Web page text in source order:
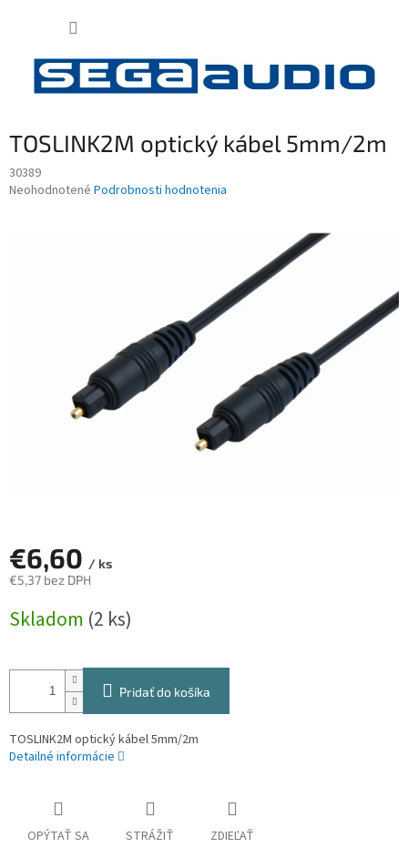
TOSLINK2M optický kábel 5mm/2m
30389
Priemerné
Neohodnotené Podrobnosti hodnotenia
€6,60 / ks
€5,37 bez DPH
cena:
Skladom (2 ks)
Pridať do košíka
TOSLINK2M optický kábel 5mm/2m
Detailné informácie
OPÝTAŤ SA STRÁŽIŤ ZDIEĽAŤ